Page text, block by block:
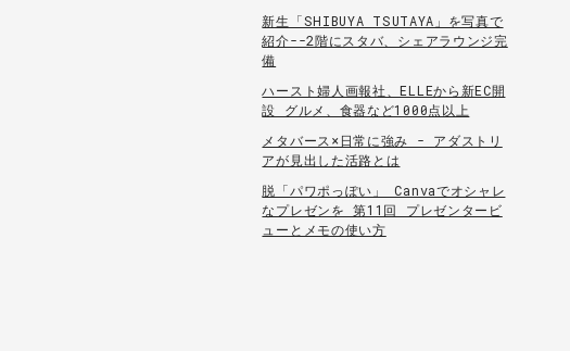
新生「SHIBUYA TSUTAYA」を写真で
紹介--2階にスタバ、シェアラウンジ完
備
ハースト婦人画報社、ELLEから新EC開
設 グルメ、食器など1000点以上
メタバース×日常に強み - アダストリ
アが見出した活路とは
脱「パワポっぽい」 Canvaでオシャレ
なプレゼンを 第11回 プレゼンタービ
ューとメモの使い方